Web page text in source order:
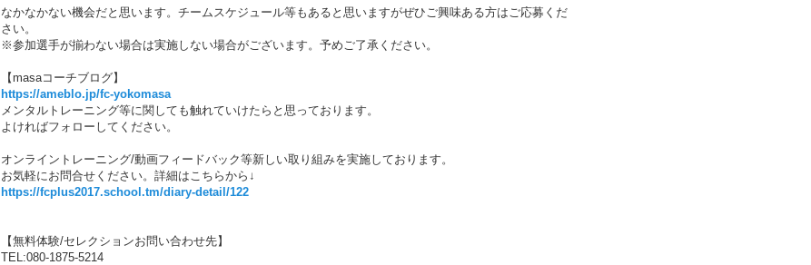
なかなかない機会だと思います。チームスケジュール等もあると思いますがぜひご興味ある方はご応募くだ
さい。
※参加選手が揃わない場合は実施しない場合がございます。予めご了承ください。
【masaコーチブログ】
https://ameblo.jp/fc-yokomasa
メンタルトレーニング等に関しても触れていけたらと思っております。
よければフォローしてください。
オンライントレーニング/動画フィードバック等新しい取り組みを実施しております。
お気軽にお問合せください。詳細はこちらから↓
https://fcplus2017.school.tm/diary-detail/122
【無料体験/セレクションお問い合わせ先】
TEL:080-1875-5214